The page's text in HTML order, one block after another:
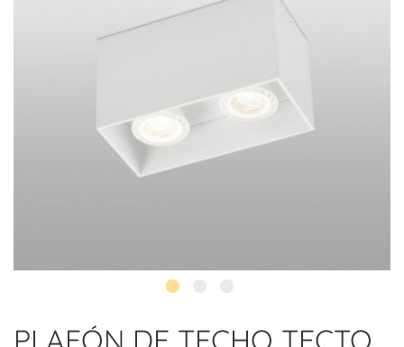
PLAFÓN DE TECHO TECTO